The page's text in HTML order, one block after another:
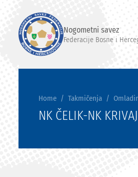
Nogometni savez
Federacije Bosne i
Home Takmičenja
NK ČELIK-NK